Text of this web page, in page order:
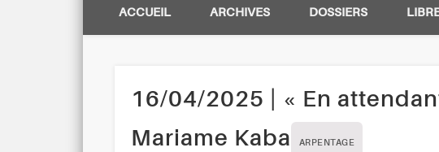
ACCUEIL ARCHIVES DOSSIERS
16/04/2025 | « En
Mariame Kaba
ARPENTAGE